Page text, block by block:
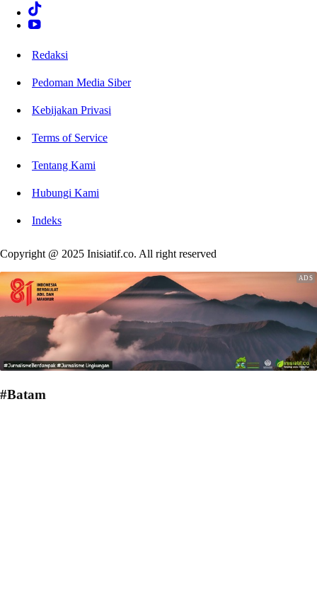
Redaksi
Pedoman Media Siber
Kebijakan Privasi
Terms of Service
Tentang Kami
Hubungi Kami
Indeks
Copyright @ 2025 Inisiatif.co. All right reserved
#Batam